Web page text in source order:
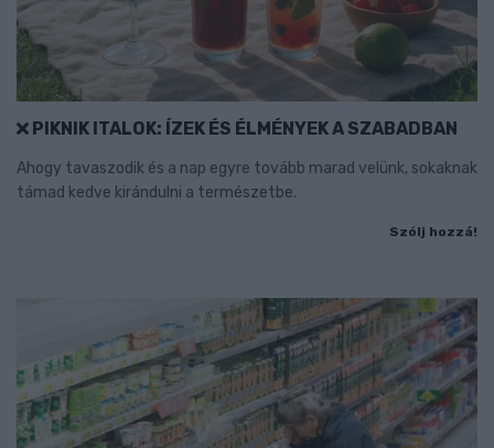
PIKNIK ITALOK: ÍZEK ÉS ÉLMÉNYEK A SZABADBAN
Ahogy tavaszodik és a nap egyre tovább marad velünk, sokaknak
támad kedve kirándulni a természetbe.
Szólj hozzá!